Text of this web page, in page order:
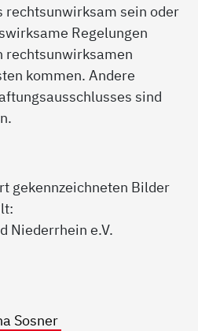
rechtsunwirksam sein oder
Regelungen
rechtsunwirksamen
kommen. Andere
sind
gekennzeichneten Bilder
Niederrhein e.V.
Sosner